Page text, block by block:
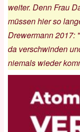
weiter. Denn Frau
müssen hier so
Drewermann 2017:
da verschwinden
niemals wieder